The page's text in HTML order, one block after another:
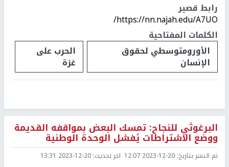
رابط قصير
https://nn.najah.edu/A7UO/
الكلمات المفتاحية
الأورومتوسطي لحقوق
الإنسان
الحرب على
غزة
البرغوثي للنجاح: تمسك البعض بمواقفه القديمة
ووضع الاشتراطات يُفشل الوحدة الوطنية
تم النشر بتاريخ: 2023-12-20 12:07 اخر تحديث: 2023-12-20 13:31